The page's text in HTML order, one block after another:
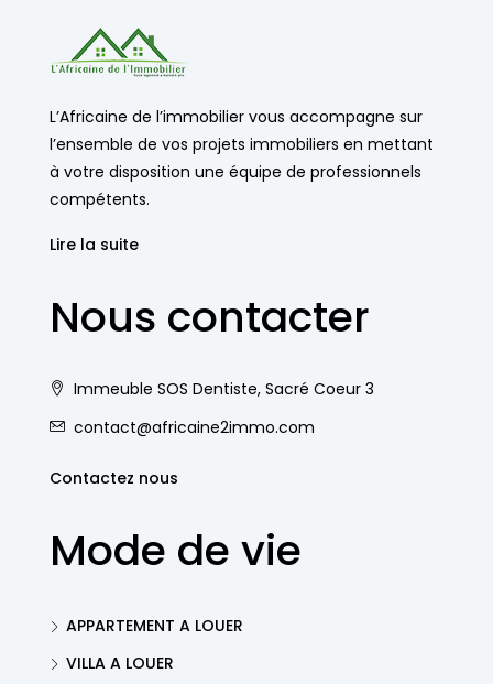
L’Africaine de l’immobilier vous accompagne sur
l’ensemble de vos projets immobiliers en mettant
à votre disposition une équipe de professionnels
compétents.
Lire la suite
Nous contacter
Immeuble SOS Dentiste, Sacré Coeur 3
contact@africaine2immo.com
Contactez nous
Mode de vie
APPARTEMENT A LOUER
VILLA A LOUER